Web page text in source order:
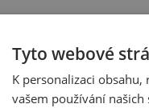
Tyto webové
K personalizaci
vašem používání